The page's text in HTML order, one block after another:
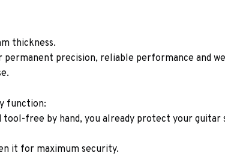
thickness.
precision, reliable performance and
function:
free by hand, you already protect your
it for maximum security.